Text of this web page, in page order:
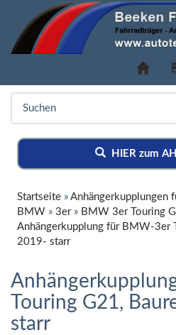
HIER zum
Startseite » Anhängerkupplungen
BMW » 3er» BMW 3er Touring
Anhängerkupplung für BMW-3er
2019- starr
Touring G21,
starr